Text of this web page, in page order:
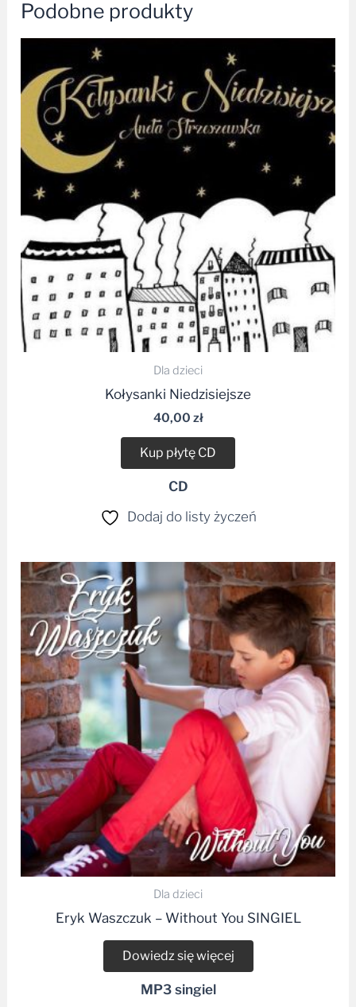
Podobne produkty
Dla dzieci
Kołysanki Niedzisiejsze
40,00 zł
Kup płytę CD
CD
Dodaj do listy życzeń
Dla dzieci
Eryk Waszczuk – Without You SINGIEL
Dowiedz się więcej
MP3 singiel